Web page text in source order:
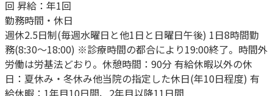
回 昇給：年1回
勤務時間・休日
週休2.5日制(毎週水曜日と他1日と日曜日午後) 1日8時間勤
務(8:30～18:00) ※診療時間の都合により19:00終了。時間外
労働は労基法どおり。休憩時間：90分 有給休暇以外の休
日：夏休み・冬休み他当院の指定した休日(年10日程度) 有
給休暇：1年目10日間、2年目以降11日間